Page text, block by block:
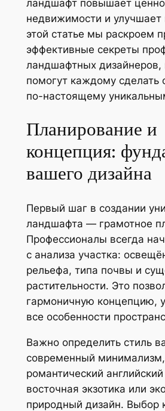
ландшафт повышает
недвижимости и улучшает
этой статье мы раскроем
эффективные секреты
ландшафтных дизайнеров,
помогут каждому сделать
по-настоящему
Планирование и
концепция:
вашего дизайна
Первый шаг в создании
ландшафта — грамотное
Профессионалы всегда
с анализа участка:
рельефа, типа почвы и
растительности. Это
гармоничную концепцию,
все особенности
Важно определить стиль
современный минимализм,
романтический английский
восточная экзотика или
природный дизайн. Выбор